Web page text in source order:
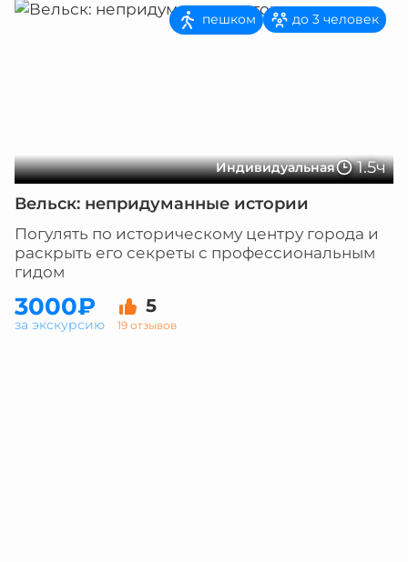
Индивидуальная 1.5ч
пешком до 3 человек
Вельск: непридуманные истории
Погулять по историческому центру города и
раскрыть его секреты с профессиональным
гидом
3000₽ 5
19 отзывов
за экскурсию